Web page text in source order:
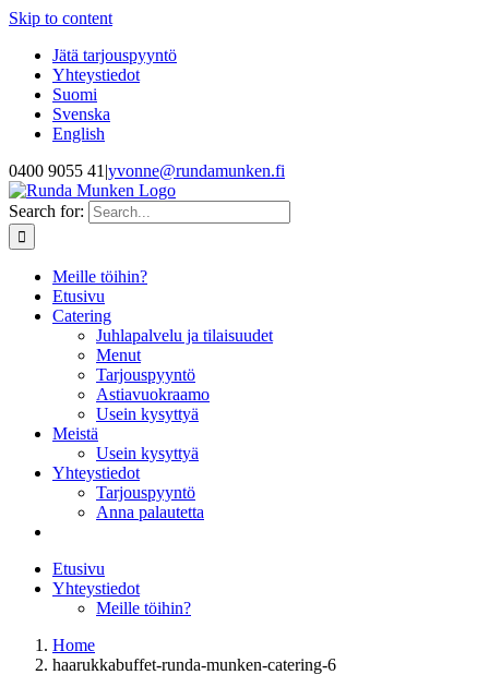
Skip to content
Jätä tarjouspyyntö
Yhteystiedot
Suomi
Svenska
English
0400 9055 41 |yvonne@rundamunken.fi
Search for:
Meille töihin?
Etusivu
Catering
Juhlapalvelu ja tilaisuudet
Menut
Tarjouspyyntö
Astiavuokraamo
Usein kysyttyä
Meistä
Usein kysyttyä
Yhteystiedot
Tarjouspyyntö
Anna palautetta
Etusivu
Yhteystiedot
Meille töihin?
Home
haarukkabuffet-runda-munken-catering-6